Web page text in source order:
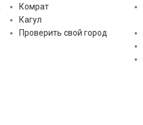
Комрат
Кагул
Проверить свой город